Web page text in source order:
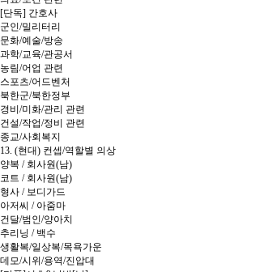
[단독] 간호사
군인/밀리터리
문화/예술/방송
과학/교육/관공서
농림/어업 관련
스포츠/어드벤처
북한군/북한정부
경비/미화/관리 관련
건설/작업/정비 관련
종교/사회복지
13. (현대) 컨셉/역할별 의상
양복 / 회사원(남)
코트 / 회사원(남)
형사 / 보디가드
아저씨 / 아줌마
건달/범인/양아치
추리닝 / 백수
생활복/일상복/목욕가운
데모/시위/용역/진압대